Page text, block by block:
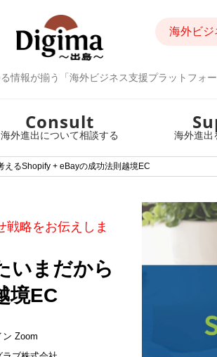
情報が揃う「海外ビジネス支援プラットフォー
海外ビジ
Consult
海外進出について相談する 海外進出
えるShopify + eBayの成功法則越境EC
戦略をお伝えしま
いまだから
境EC
ン Zoom